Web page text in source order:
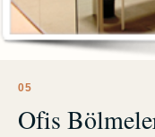
05
Ofis